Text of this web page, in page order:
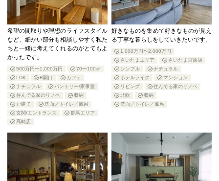
希望の間取りや理想のライフスタイル
など、細かい部分も相談しやすく私た
ちと一緒に考えてくれるのがとてもよ
かったです。
500万円〜1,000万円
70〜100㎡
LDK
R開口
カフェ
ナチュラル
パントリー/家事室
住んでる家のリノベ
収納
戸建て
洗面／トイレ／風呂
玄関/エントランス
群馬エリア
高崎店
好きなものを集めて好きなものが見え
る丁寧な暮らしをしていきたいです。
1,000万円〜2,000万円
さいたまエリア
さいたま宮原店
シンプル
ナチュラル
ホテルライク
マンション
リビング
住んでる家のリノベ
北欧
収納
洗面／トイレ／風呂